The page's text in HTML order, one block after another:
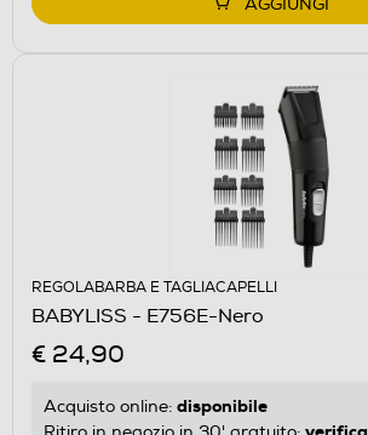
REGOLABARBA E TAGLIACAPELLI
BABYLISS - E756E-Nero
€ 24,90
Acquisto online: disponibile